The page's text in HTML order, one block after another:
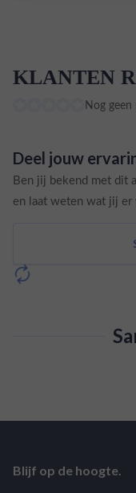
KLANTEN
Nog geen
Deel jouw
Ben jij bekend met dit
en laat weten wat jij er
Blijf op de hoogte.